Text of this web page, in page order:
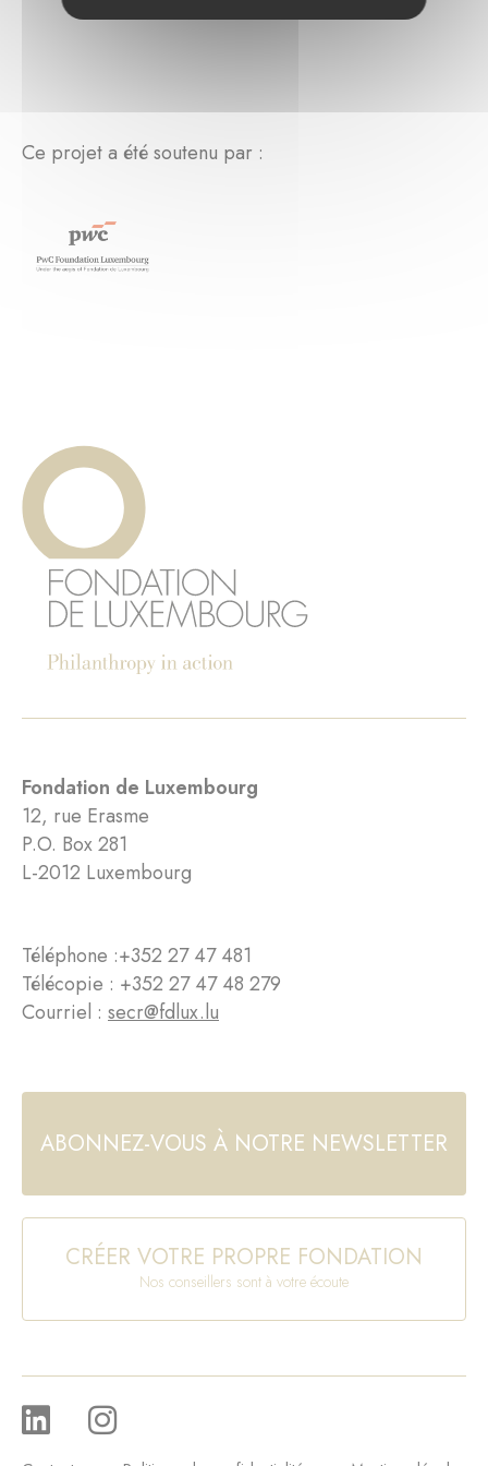
Ce projet a été soutenu par :
Fondation de Luxembourg
12, rue Erasme
P.O. Box 281
L-2012 Luxembourg
Téléphone :+352 27 47 481
Télécopie : +352 27 47 48 279
Courriel : secr@fdlux.lu
ABONNEZ-VOUS À NOTRE NEWSLETTER
CRÉER VOTRE PROPRE FONDATION
Nos conseillers sont à votre écoute